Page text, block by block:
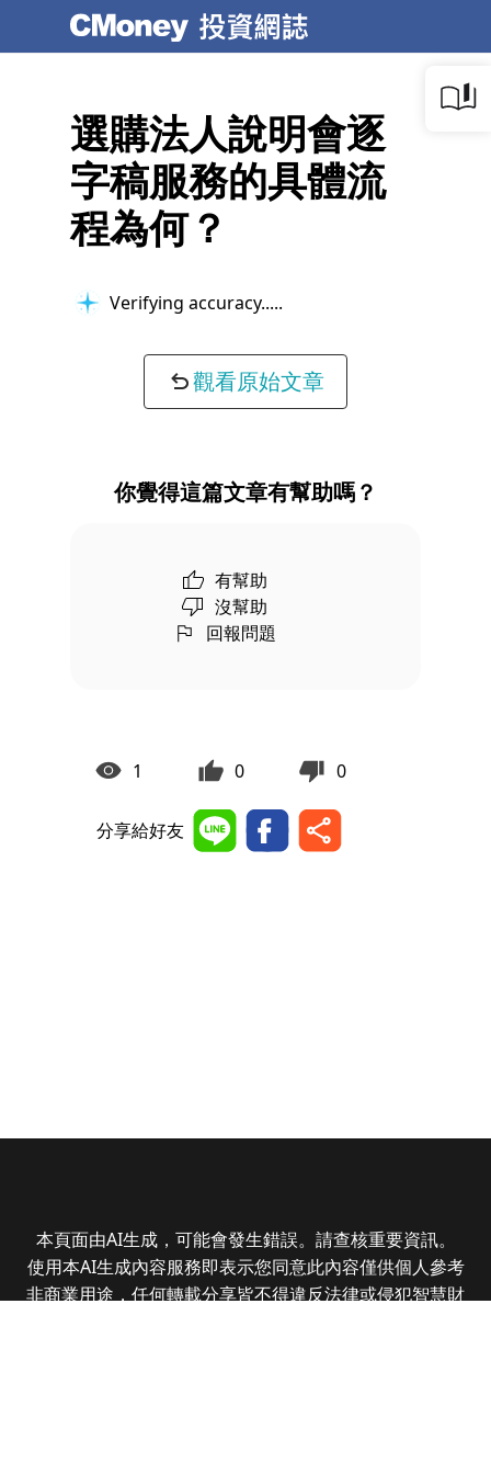
選購法人說明會逐
字稿服務的具體流
程為何？
Verifying accuracy...
觀看原始文章
你覺得這篇文章有幫助嗎？
有幫助
沒幫助
回報問題
1 0 0
分享給好友
本頁面由AI生成，可能會發生錯誤。請查核重要資訊。
使用本AI生成內容服務即表示您同意此內容僅供個人參考
非商業用途，任何轉載分享皆不得違反法律或侵犯智慧財